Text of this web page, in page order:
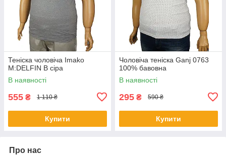
Теніска чоловіча Imako
M:DELFIN В сіра
В наявності
555 ₴ 1 110 ₴
Купити
Чоловіча теніска Ganj 0763
100% бавовна
В наявності
295 ₴ 590 ₴
Купити
Про нас